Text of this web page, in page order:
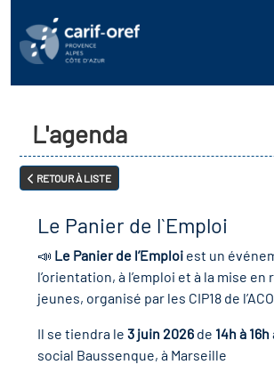
nous
formation
de l'offre de
en région
en santé et sécurité au
des territoires
Partenariale de la
(OPC)
Régional d’Observation
connecter
L'agenda
RETOUR À LISTE
Le Panier de l`Emploi
📣 Le Panier de l’Emploi est un
l’orientation, à l’emploi et à la mise en
jeunes, organisé par les CIP18 de
Il se tiendra le 3 juin 2026 de 14h à 16h
social Baussenque, à Marseille